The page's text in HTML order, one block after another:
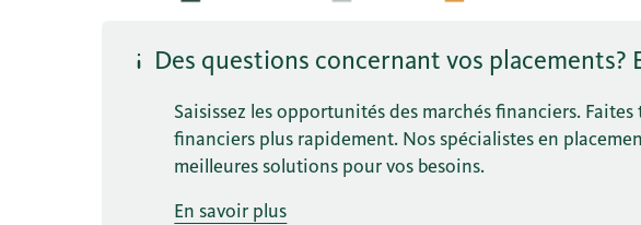
Des questions concernant vos placements?
Saisissez les opportunités des marchés financiers.
financiers plus rapidement. Nos spécialistes en
meilleures solutions pour vos besoins.
En savoir plus